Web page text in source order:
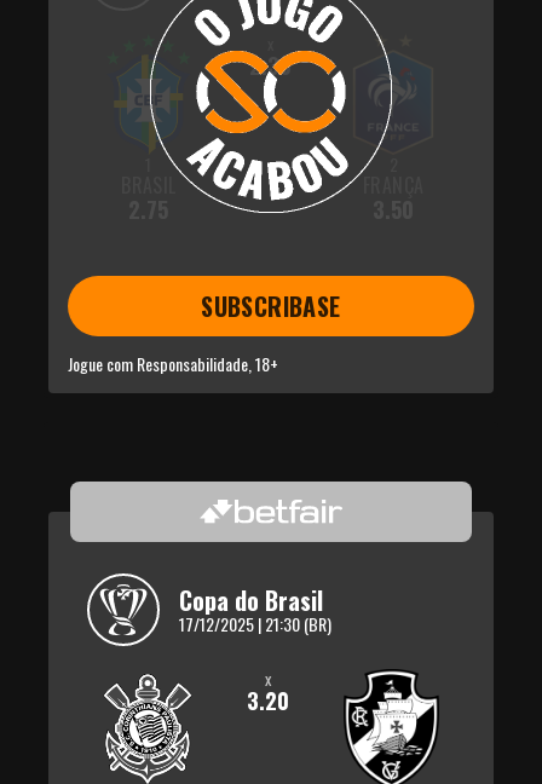
2.30
SUBSCRIBASE
Jogue com Responsabilidade, 18+
Copa do Brasil
17/12/2025 | 21:30 (BR)
x
3.20